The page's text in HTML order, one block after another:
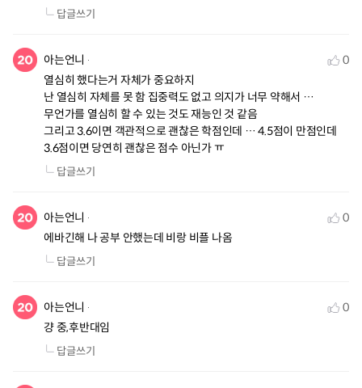
답글쓰기
아는언니
0
열심히 했다는거 자체가 중요하지
난 열심히 자체를 못 함 집중력도 없고 의지가 너무 약해서 …
무언가를 열심히 할 수 있는 것도 재능인 것 같음
그리고 3.6이면 객관적으로 괜찮은 학점인데 … 4.5점이 만점인데
3.6점이면 당연히 괜찮은 점수 아닌가 ㅠ
답글쓰기
아는언니
0
에바긴해 나 공부 안했는데 비랑 비플 나옴
답글쓰기
아는언니
0
걍 중,후반대임
답글쓰기